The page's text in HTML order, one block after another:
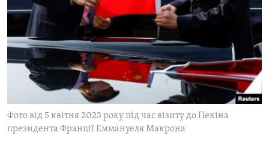
Фото від 5 квітня 2023 року під час візиту до Пекіна
президента Франції Еммануеля Макрона